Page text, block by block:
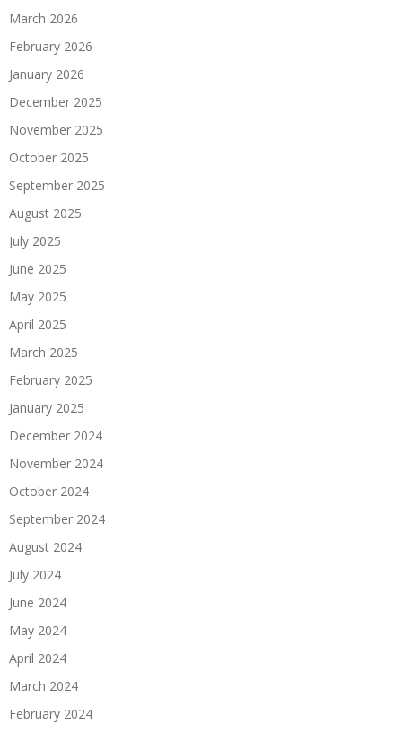
March 2026
February 2026
January 2026
December 2025
November 2025
October 2025
September 2025
August 2025
July 2025
June 2025
May 2025
April 2025
March 2025
February 2025
January 2025
December 2024
November 2024
October 2024
September 2024
August 2024
July 2024
June 2024
May 2024
April 2024
March 2024
February 2024